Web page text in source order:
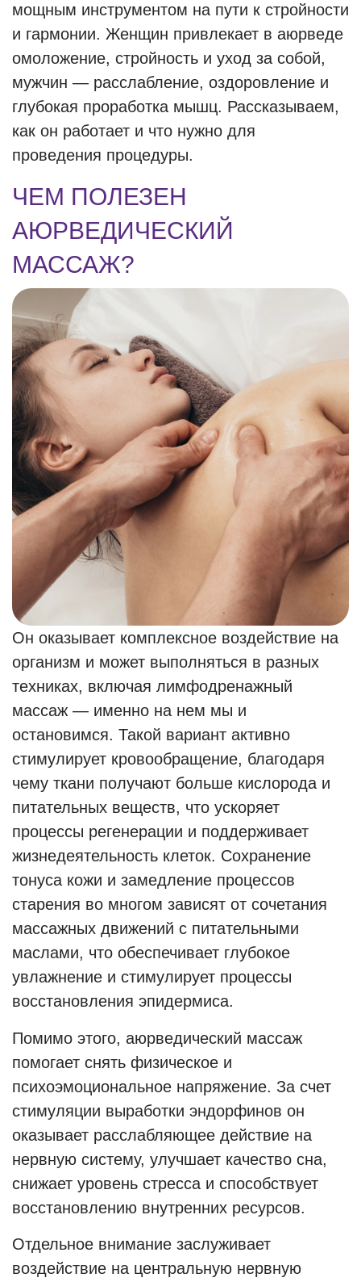
мощным инструментом на пути к стройности
и гармонии. Женщин привлекает в аюрведе
омоложение, стройность и уход за собой,
мужчин — расслабление, оздоровление и
глубокая проработка мышц. Рассказываем,
как он работает и что нужно для
проведения процедуры.
ЧЕМ ПОЛЕЗЕН
АЮРВЕДИЧЕСКИЙ
МАССАЖ?
Он оказывает комплексное воздействие на
организм и может выполняться в разных
техниках, включая лимфодренажный
массаж — именно на нем мы и
остановимся. Такой вариант активно
стимулирует кровообращение, благодаря
чему ткани получают больше кислорода и
питательных веществ, что ускоряет
процессы регенерации и поддерживает
жизнедеятельность клеток. Сохранение
тонуса кожи и замедление процессов
старения во многом зависят от сочетания
массажных движений с питательными
маслами, что обеспечивает глубокое
увлажнение и стимулирует процессы
восстановления эпидермиса.
Помимо этого, аюрведический массаж
помогает снять физическое и
психоэмоциональное напряжение. За счет
стимуляции выработки эндорфинов он
оказывает расслабляющее действие на
нервную систему, улучшает качество сна,
снижает уровень стресса и способствует
восстановлению внутренних ресурсов.
Отдельное внимание заслуживает
воздействие на центральную нервную